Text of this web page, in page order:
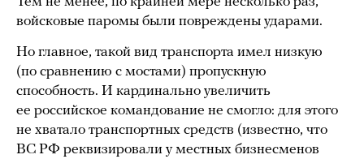
войсковые паромы были повреждены ударами.
Но главное, такой вид транспорта имел низкую
(по сравнению с мостами) пропускную
способность. И кардинально увеличить
ее российское командование не смогло: для этого
не хватало транспортных средств (известно, что
ВС РФ реквизировали у местных бизнесменов